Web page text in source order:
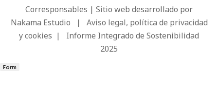
Corresponsables | Sitio web desarrollado por
Nakama Estudio | Aviso legal, política de privacidad
y cookies | Informe Integrado de Sostenibilidad
2025
Form